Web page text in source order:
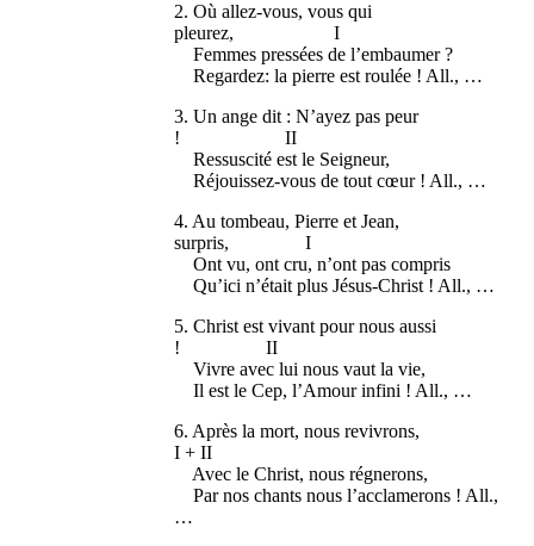
2. Où allez-vous, vous qui
pleurez, I
Femmes pressées de l’embaumer ?
Regardez: la pierre est roulée ! All., …
3. Un ange dit : N’ayez pas peur
! II
Ressuscité est le Seigneur,
Réjouissez-vous de tout cœur ! All., …
4. Au tombeau, Pierre et Jean,
surpris, I
Ont vu, ont cru, n’ont pas compris
Qu’ici n’était plus Jésus-Christ ! All., …
5. Christ est vivant pour nous aussi
! II
Vivre avec lui nous vaut la vie,
Il est le Cep, l’Amour infini ! All., …
6. Après la mort, nous revivrons,
I + II
Avec le Christ, nous régnerons,
Par nos chants nous l’acclamerons ! All.,
…